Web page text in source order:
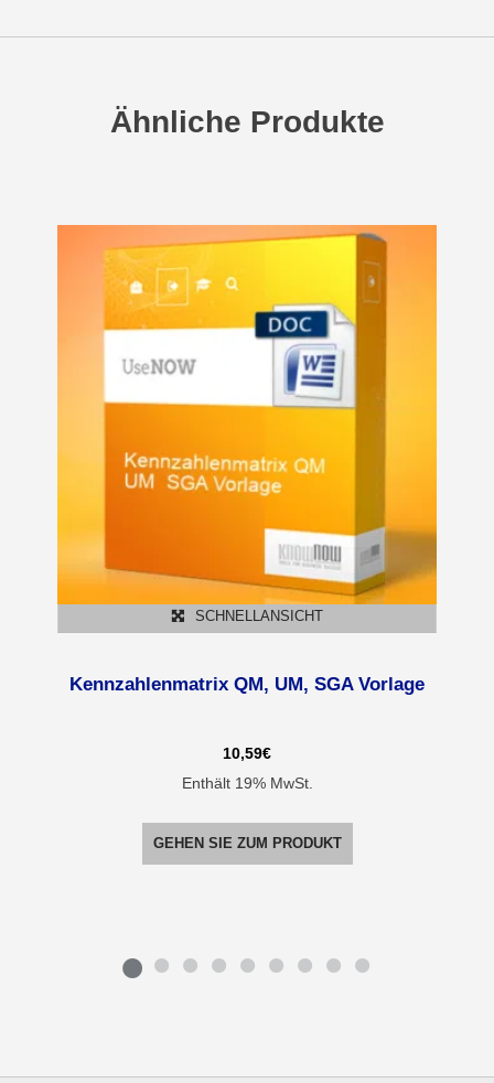
Ähnliche Produkte
SCHNELLANSICHT
Kennzahlenmatrix QM, UM, SGA Vorlage
10,59€
Enthält 19% MwSt.
GEHEN SIE ZUM PRODUKT